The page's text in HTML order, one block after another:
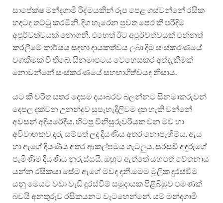
සාපේක්ෂ මන්දගාමී රිද්මයකින් රූප පෙළ ගස්වන්නේ රසික
හදටද තට්ටු කරමිනි. දිග හැරෙන පුවත පෙර කී පරිදිම
අපූර්වත්වයක් නොගනී. එහෙත් ඊට අපූර්වත්වයක් එන්නත්
කරලීමේ කාර්යය සඳහා දායකත්වය ලබා දීම සංස්කරණයේ
වගකීමක් වී තිබේ. සිනමාපටය වෙහෙසකර අත්දැකීමක්
නොවන්නේ සංස්කරණයේ සහභාගීත්වයද නිසාය.
යට කී චරිත සතර දෙසම දයාබරව බලන්නට සිනමාකරුවන්
දෙපල දක්වන උනන්දුව සුපැහැදිලිවම දත හැකි වන්නේ
අවසන් අදියරේදීය. හිටපු විනිසුරුවරියක වන මව හා
අවිවාහකව දරු සම්පත් ලද දියණිය අතර නොපෑහීම්ය. ඇය
හා ඇගේ දියණිය අතර ආකල්පමය ගැටලුය. සරසවි අදුරුගේ
පැමිණීම දියණිය නුරුස්සයි. ඔහුට ඇත්තේ යහපත් චේතනාය
යන්න රසිකයා සේම ඇගේ මවද දනී.මෙම මූලික දුරස්වීම
යනු මෙයට වඩා වැඩි දුරස්වීම් සමුදායක පිළිබිඹුව පමණක්
බවයි අනතුරුව රසිකයනට වැටහෙන්නේ. යම් මන්දගාමී